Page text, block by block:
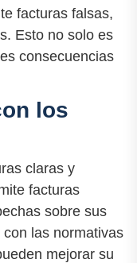
facturas falsas,
Esto no solo es
consecuencias
los
claras y
facturas
sobre sus
las normativas
mejorar su